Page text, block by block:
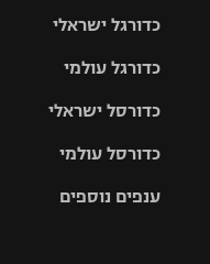
כדורגל ישראלי
גביע הטוטו
כדורגל עולמי
האלופות
ליגה
כדורסל ישראלי
סל
כדורסל עולמי
ענפים נוספים